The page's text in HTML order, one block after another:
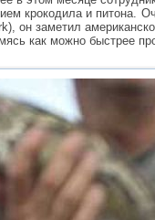
крокодила и питона.
он заметил
как можно быстрее